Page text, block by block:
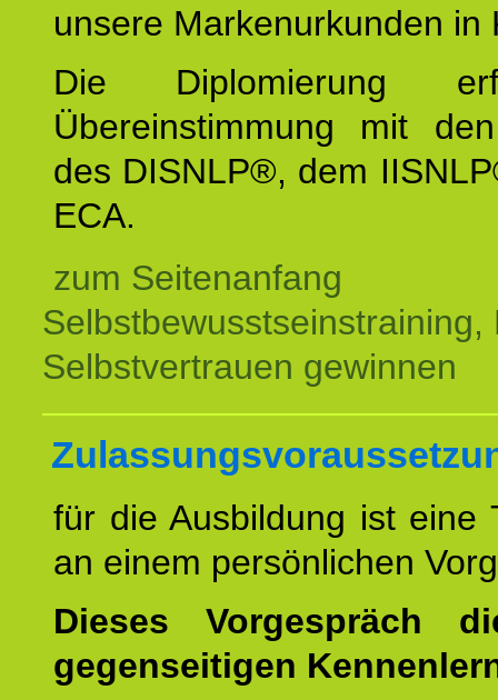
unsere Markenurkunden in
Die Diplomierung
Übereinstimmung mit
des DISNLP®, dem
ECA.
zum Seitenanfang
Selbstbewusstseinstraining,
Selbstvertrauen gewinnen
für die Ausbildung ist eine
an einem persönlichen
Dieses Vorgespräch
gegenseitigen